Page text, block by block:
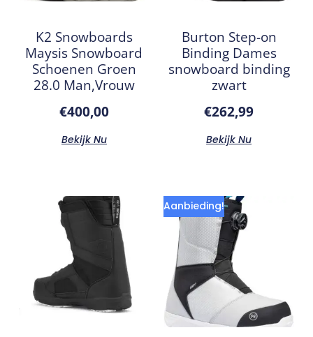
K2 Snowboards
Maysis Snowboard
Schoenen Groen
28.0 Man,Vrouw
€400,00
Bekijk Nu
Burton Step-on
Binding Dames
snowboard binding
zwart
€262,99
Bekijk Nu
Aanbieding!